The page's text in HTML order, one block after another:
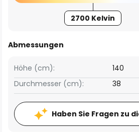
2700 Kelvin
Abmessungen
Höhe (cm):
140
Durchmesser (cm):
38
Haben Sie Fragen zu